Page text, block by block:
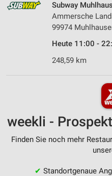
Subway
Ammersche
99974
Heute 11:00 -
248,59 km
weekli -
Finden Sie noch mehr
✔ Standortgenaue